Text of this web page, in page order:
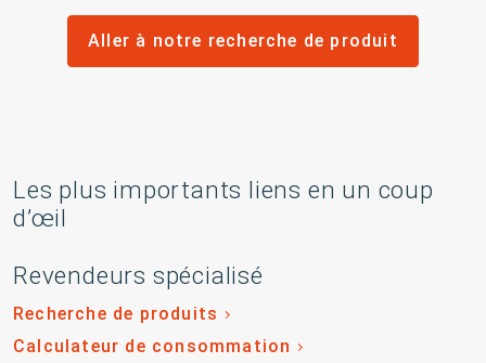
Aller à notre recherche de produit
Les plus importants liens en un coup
d’œil
Revendeurs spécialisé
Recherche de produits
Calculateur de consommation